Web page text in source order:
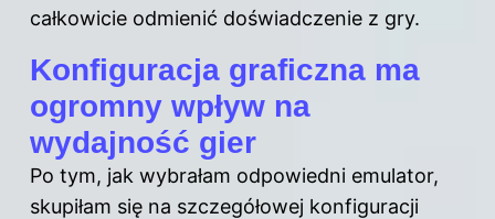
całkowicie odmienić doświadczenie z gry.
Konfiguracja graficzna ma
ogromny wpływ na
wydajność gier
Po tym, jak wybrałam odpowiedni emulator,
skupiłam się na szczegółowej konfiguracji